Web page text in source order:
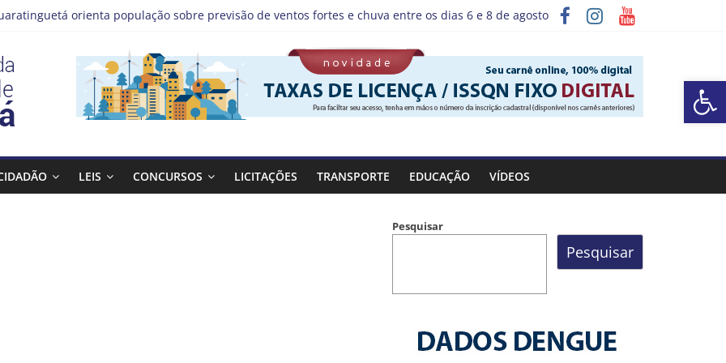
Barra de Ferramentas Aberta
orienta população sobre previsão de ventos fortes e chuva entre os dias 6 e 8 de agosto
| Programação de Agosto
a Prefeitura de Guaratinguetá realiza mais uma edição do programa “Sábado Saúde”
Bagulho atenderá o seguinte bairro neste sábado, (08)
LEIS CONCURSOS LICITAÇÕES TRANSPORTE EDUCAÇÃO VÍDEOS
Pesquisar
Pesquisar